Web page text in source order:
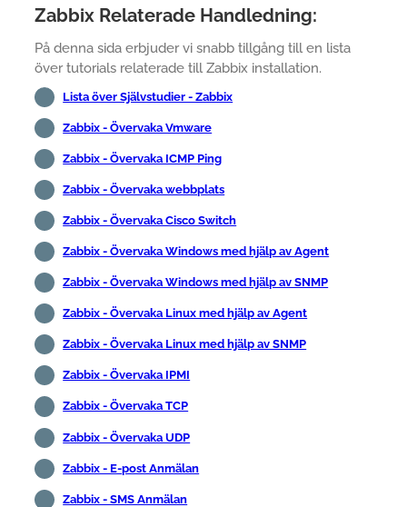
Zabbix Relaterade Handledning:
På denna sida erbjuder vi snabb tillgång till en lista
över tutorials relaterade till Zabbix installation.
Lista över Självstudier - Zabbix
Zabbix - Övervaka Vmware
Zabbix - Övervaka ICMP Ping
Zabbix - Övervaka webbplats
Zabbix - Övervaka Cisco Switch
Zabbix - Övervaka Windows med hjälp av Agent
Zabbix - Övervaka Windows med hjälp av SNMP
Zabbix - Övervaka Linux med hjälp av Agent
Zabbix - Övervaka Linux med hjälp av SNMP
Zabbix - Övervaka IPMI
Zabbix - Övervaka TCP
Zabbix - Övervaka UDP
Zabbix - E-post Anmälan
Zabbix - SMS Anmälan